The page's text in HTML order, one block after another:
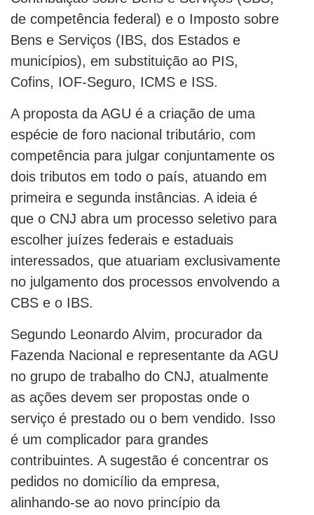
de competência federal) e o Imposto sobre
Bens e Serviços (IBS, dos Estados e
municípios), em substituição ao PIS,
Cofins, IOF-Seguro, ICMS e ISS.
A proposta da AGU é a criação de uma
espécie de foro nacional tributário, com
competência para julgar conjuntamente os
dois tributos em todo o país, atuando em
primeira e segunda instâncias. A ideia é
que o CNJ abra um processo seletivo para
escolher juízes federais e estaduais
interessados, que atuariam exclusivamente
no julgamento dos processos envolvendo a
CBS e o IBS.
Segundo Leonardo Alvim, procurador da
Fazenda Nacional e representante da AGU
no grupo de trabalho do CNJ, atualmente
as ações devem ser propostas onde o
serviço é prestado ou o bem vendido. Isso
é um complicador para grandes
contribuintes. A sugestão é concentrar os
pedidos no domicílio da empresa,
alinhando-se ao novo princípio da